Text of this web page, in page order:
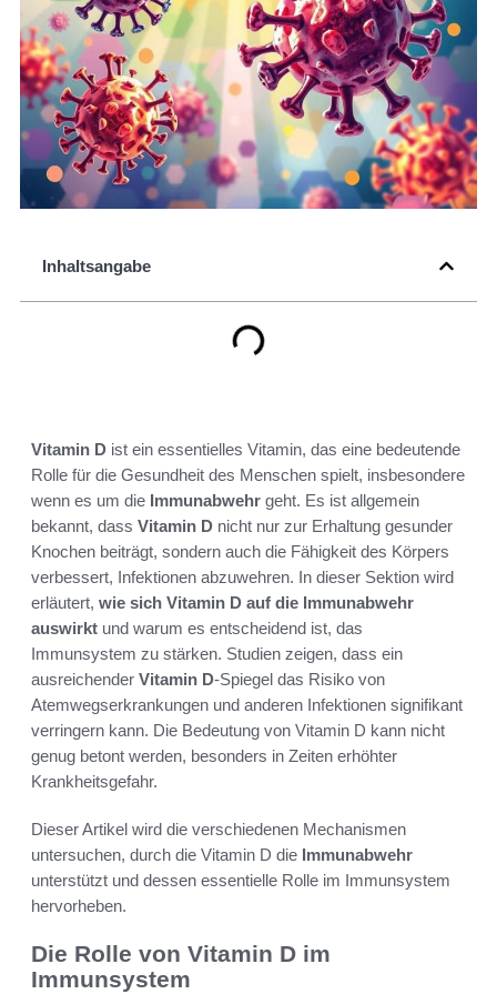
Inhaltsangabe
Vitamin D ist ein essentielles Vitamin, das eine bedeutende
Rolle für die Gesundheit des Menschen spielt, insbesondere
wenn es um die Immunabwehr geht. Es ist allgemein
bekannt, dass Vitamin D nicht nur zur Erhaltung gesunder
Knochen beiträgt, sondern auch die Fähigkeit des Körpers
verbessert, Infektionen abzuwehren. In dieser Sektion wird
erläutert, wie sich Vitamin D auf die Immunabwehr
auswirkt und warum es entscheidend ist, das
Immunsystem zu stärken. Studien zeigen, dass ein
ausreichender Vitamin D-Spiegel das Risiko von
Atemwegserkrankungen und anderen Infektionen signifikant
verringern kann. Die Bedeutung von Vitamin D kann nicht
genug betont werden, besonders in Zeiten erhöhter
Krankheitsgefahr.
Dieser Artikel wird die verschiedenen Mechanismen
untersuchen, durch die Vitamin D die Immunabwehr
unterstützt und dessen essentielle Rolle im Immunsystem
hervorheben.
Die Rolle von Vitamin D im
Immunsystem